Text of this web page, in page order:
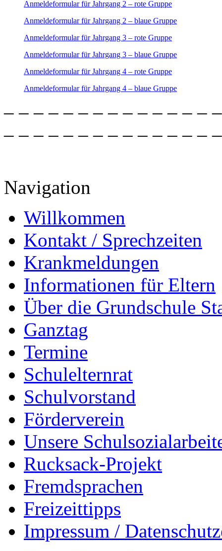
Anmeldeformular für Jahrgang 2 – rote Gruppe
Anmeldeformular für Jahrgang 2 – blaue Gruppe
Anmeldeformular für Jahrgang 3 – rote Gruppe
Anmeldeformular für Jahrgang 3 – blaue Gruppe
Anmeldeformular für Jahrgang 4 – rote Gruppe
Anmeldeformular für Jahrgang 4 – blaue Gruppe
– – – – – – – – – – – – – –
– – – – – – – – – – – – – –
Navigation
Willkommen
Kontakt / Sprechzeiten
Krankmeldungen
Informationen für Eltern
Über die Grundschule
Ganztag
Termine
Schulelternrat
Schulvorstand
Förderverein
Unsere
Rucksack-Projekt
Fremdsprachen
Freizeittipps
Impressum /